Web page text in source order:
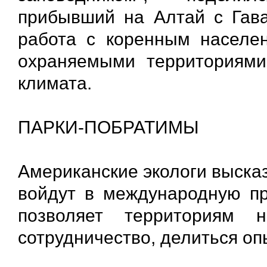
прибывший на Алтай с
работа с коренным
охраняемыми
климата.
ПАРКИ-ПОБРАТИМЫ
Американские экологи
войдут в международную
позволяет территориям
сотрудничество, делиться